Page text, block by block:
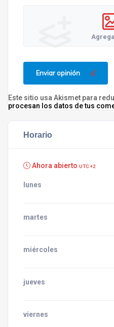
Enviar opinión
Este sitio usa Akismet para
procesan los datos de tus
Horario
Ahora abierto UTC +2
lunes
martes
miércoles
jueves
viernes